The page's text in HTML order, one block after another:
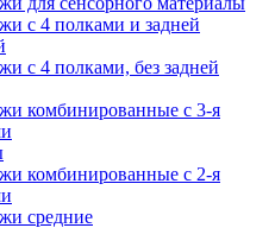
с 4 полками и задней
с 4 полками, без задней
комбинированные с 3-я
комбинированные с 2-я
средние